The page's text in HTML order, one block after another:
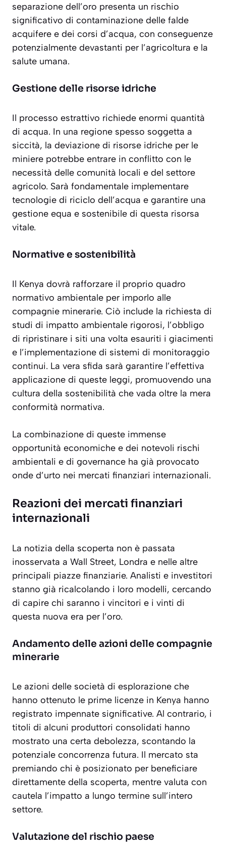
separazione dell’oro presenta un rischio
significativo di contaminazione delle falde
acquifere e dei corsi d’acqua, con conseguenze
potenzialmente devastanti per l’agricoltura e la
salute umana.
Gestione delle risorse idriche
Il processo estrattivo richiede enormi quantità
di acqua. In una regione spesso soggetta a
siccità, la deviazione di risorse idriche per le
miniere potrebbe entrare in conflitto con le
necessità delle comunità locali e del settore
agricolo. Sarà fondamentale implementare
tecnologie di riciclo dell’acqua e garantire una
gestione equa e sostenibile di questa risorsa
vitale.
Normative e sostenibilità
Il Kenya dovrà rafforzare il proprio quadro
normativo ambientale per imporlo alle
compagnie minerarie. Ciò include la richiesta di
studi di impatto ambientale rigorosi, l’obbligo
di ripristinare i siti una volta esauriti i giacimenti
e l’implementazione di sistemi di monitoraggio
continui. La vera sfida sarà garantire l’effettiva
applicazione di queste leggi, promuovendo una
cultura della sostenibilità che vada oltre la mera
conformità normativa.
La combinazione di queste immense
opportunità economiche e dei notevoli rischi
ambientali e di governance ha già provocato
onde d’urto nei mercati finanziari internazionali.
Reazioni dei mercati finanziari
internazionali
La notizia della scoperta non è passata
inosservata a Wall Street, Londra e nelle altre
principali piazze finanziarie. Analisti e investitori
stanno già ricalcolando i loro modelli, cercando
di capire chi saranno i vincitori e i vinti di
questa nuova era per l’oro.
Andamento delle azioni delle compagnie
minerarie
Le azioni delle società di esplorazione che
hanno ottenuto le prime licenze in Kenya hanno
registrato impennate significative. Al contrario, i
titoli di alcuni produttori consolidati hanno
mostrato una certa debolezza, scontando la
potenziale concorrenza futura. Il mercato sta
premiando chi è posizionato per beneficiare
direttamente della scoperta, mentre valuta con
cautela l’impatto a lungo termine sull’intero
settore.
Valutazione del rischio paese